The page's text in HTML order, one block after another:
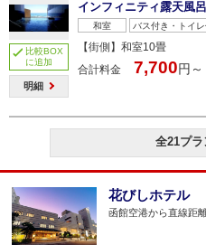
比較BOX
に追加
明細
インフィニティ露天風
和室 バス付き・トイレ
【街側】和室10畳
合計料金
7,700円～
全21プラ
花びしホテル
函館空港から直線距